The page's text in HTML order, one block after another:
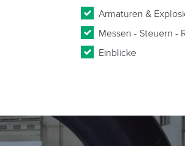
Armaturen &
Messen - Steuern -
Einblicke